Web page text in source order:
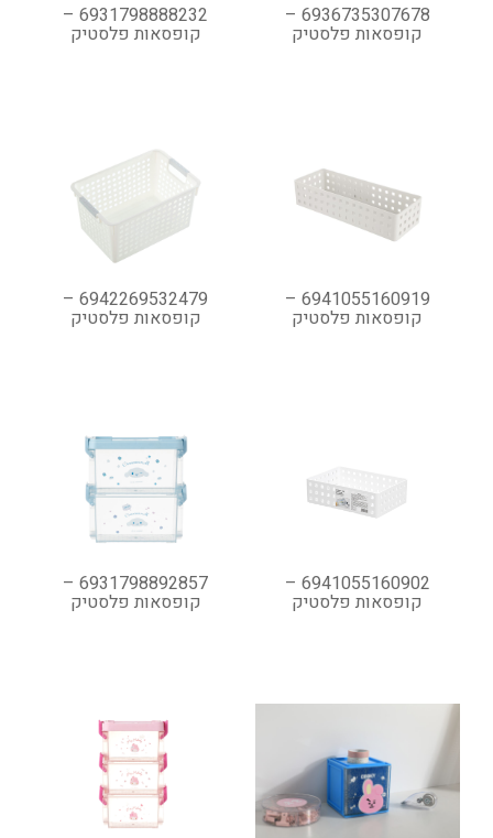
6936735307678 –
קופסאות פלסטיק
6931798888232 –
קופסאות פלסטיק
6941055160919 –
קופסאות פלסטיק
6942269532479 –
קופסאות פלסטיק
6941055160902 –
קופסאות פלסטיק
6931798892857 –
קופסאות פלסטיק